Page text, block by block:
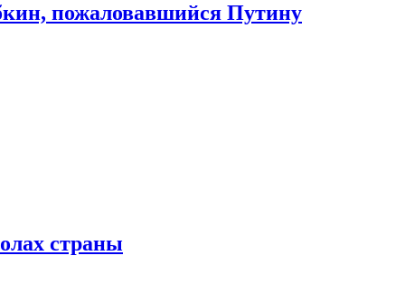
пожаловавшийся Путину
страны